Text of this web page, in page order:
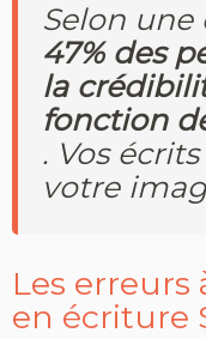
Selon une
47% des
la
fonction
. Vos
votre
Les
en écriture